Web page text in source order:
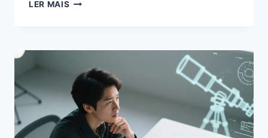
LER MAIS
BAIXO
PARA
CÉU
MUITO
ESCURO